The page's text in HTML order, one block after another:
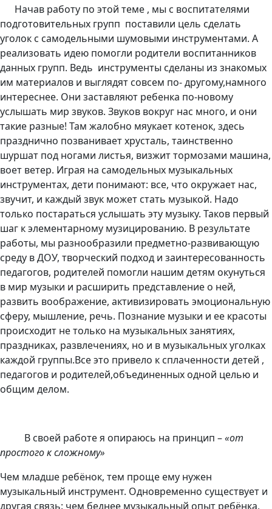
Начав работу по этой теме , мы с воспитателями
подготовительных групп поставили цель сделать
уголок с самодельными шумовыми инструментами. А
реализовать идею помогли родители воспитанников
данных групп. Ведь инструменты сделаны из знакомых
им материалов и выглядят совсем по- другому,намного
интереснее. Они заставляют ребенка по-новому
услышать мир звуков. Звуков вокруг нас много, и они
такие разные! Там жалобно мяукает котенок, здесь
празднично позванивает хрусталь, таинственно
шуршат под ногами листья, визжит тормозами машина,
воет ветер. Играя на самодельных музыкальных
инструментах, дети понимают: все, что окружает нас,
звучит, и каждый звук может стать музыкой. Надо
только постараться услышать эту музыку. Таков первый
шаг к элементарному музицированию. В результате
работы, мы разнообразили предметно-развивающую
среду в ДОУ, творческий подход и заинтересованность
педагогов, родителей помогли нашим детям окунуться
в мир музыки и расширить представление о ней,
развить воображение, активизировать эмоциональную
сферу, мышление, речь. Познание музыки и ее красоты
происходит не только на музыкальных занятиях,
праздниках, развлечениях, но и в музыкальных уголках
каждой группы.Все это привело к сплаченности детей ,
педагогов и родителей,объединенных одной целью и
общим делом.
В своей работе я опираюсь на принцип –«от
простого к сложному»
Чем младше ребёнок, тем проще ему нужен
музыкальный инструмент. Одновременно существует и
другая связь: чем беднее музыкальный опыт ребёнка,